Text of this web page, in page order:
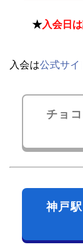
★入会日
入会は公式サイ
チョ
神戸